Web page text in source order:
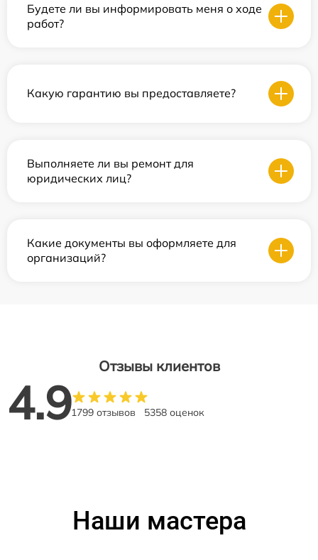
Будете ли вы информировать меня о ходе
работ?
Какую гарантию вы предоставляете?
Выполняете ли вы ремонт для
юридических лиц?
Какие документы вы оформляете для
организаций?
Отзывы клиентов
4.91799 отзывов 5358 оценок
Наши мастера